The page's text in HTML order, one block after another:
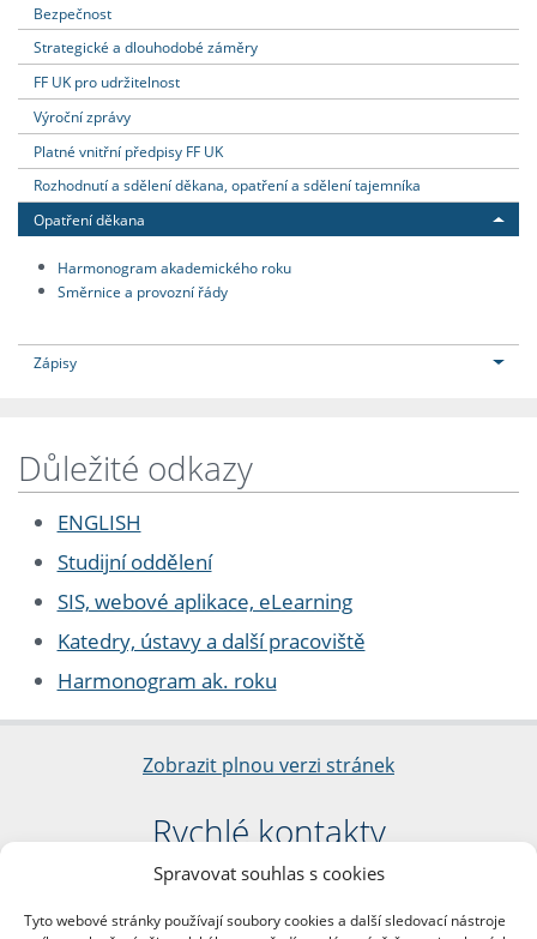
Spravovat souhlas s cookies
Tyto webové stránky používají soubory cookies a další sledovací nástroje
Bezpečnost
Strategické a dlouhodobé záměry
FF UK pro udržitelnost
Výroční zprávy
Platné vnitřní předpisy FF UK
Rozhodnutí a sdělení děkana, opatření a sdělení tajemníka
Opatření děkana
Harmonogram akademického roku
Směrnice a provozní řády
Zápisy
Důležité odkazy
ENGLISH
Studijní oddělení
SIS, webové aplikace, eLearning
Katedry, ústavy a další pracoviště
Harmonogram ak. roku
Zobrazit plnou verzi stránek
Rychlé kontakty
Filozofická fakulta
nám. Jana Palacha 1/2